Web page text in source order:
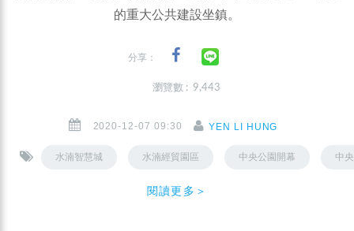
的重大公共建設坐鎮。
分享：
瀏覽數 : 9,443
2020-12-07 09:30 YEN LI HUNG
水湳智慧城 水湳經貿園區 中央公園開幕 中
閱讀更多＞